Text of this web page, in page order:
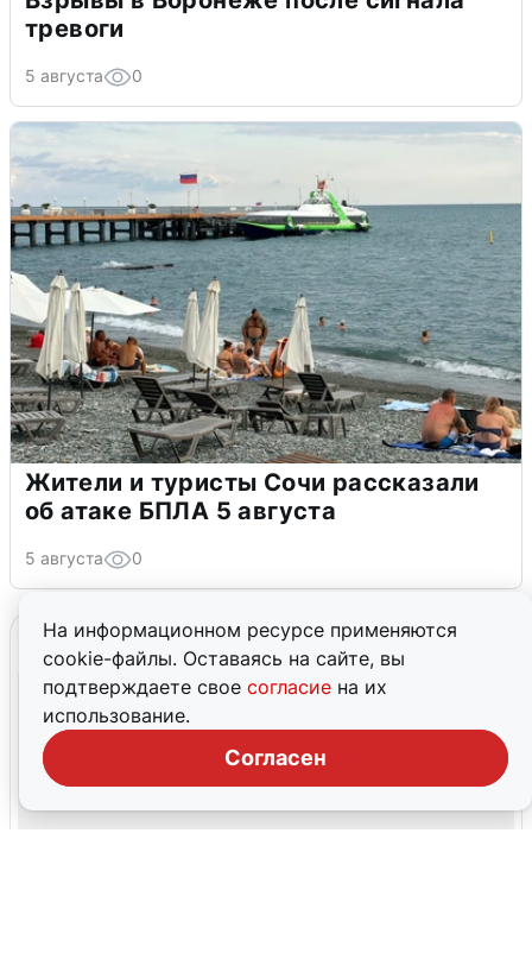
На информационном ресурсе применяются
cookie-файлы. Оставаясь на сайте, вы
подтверждаете свое согласие на их
использование.
Согласен
тревоги
5 августа 0
Жители и туристы Сочи рассказали
об атаке БПЛА 5 августа
5 августа 0